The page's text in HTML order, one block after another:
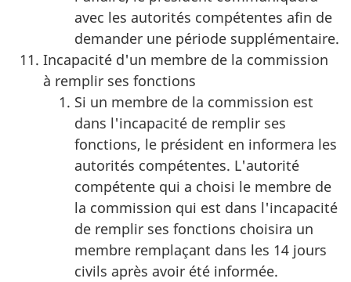
avec les autorités compétentes afin de
demander une période supplémentaire.
Incapacité d'un membre de la commission
à remplir ses fonctions
Si un membre de la commission est
dans l'incapacité de remplir ses
fonctions, le président en informera les
autorités compétentes. L'autorité
compétente qui a choisi le membre de
la commission qui est dans l'incapacité
de remplir ses fonctions choisira un
membre remplaçant dans les 14 jours
civils après avoir été informée.